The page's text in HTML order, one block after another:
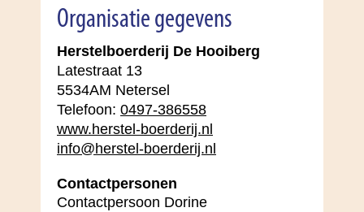
Organisatie gegevens
Herstelboerderij De Hooiberg
Latestraat 13
5534AM Netersel
Telefoon: 0497-386558
www.herstel-boerderij.nl
info@herstel-boerderij.nl
Contactpersonen
Contactpersoon Dorine